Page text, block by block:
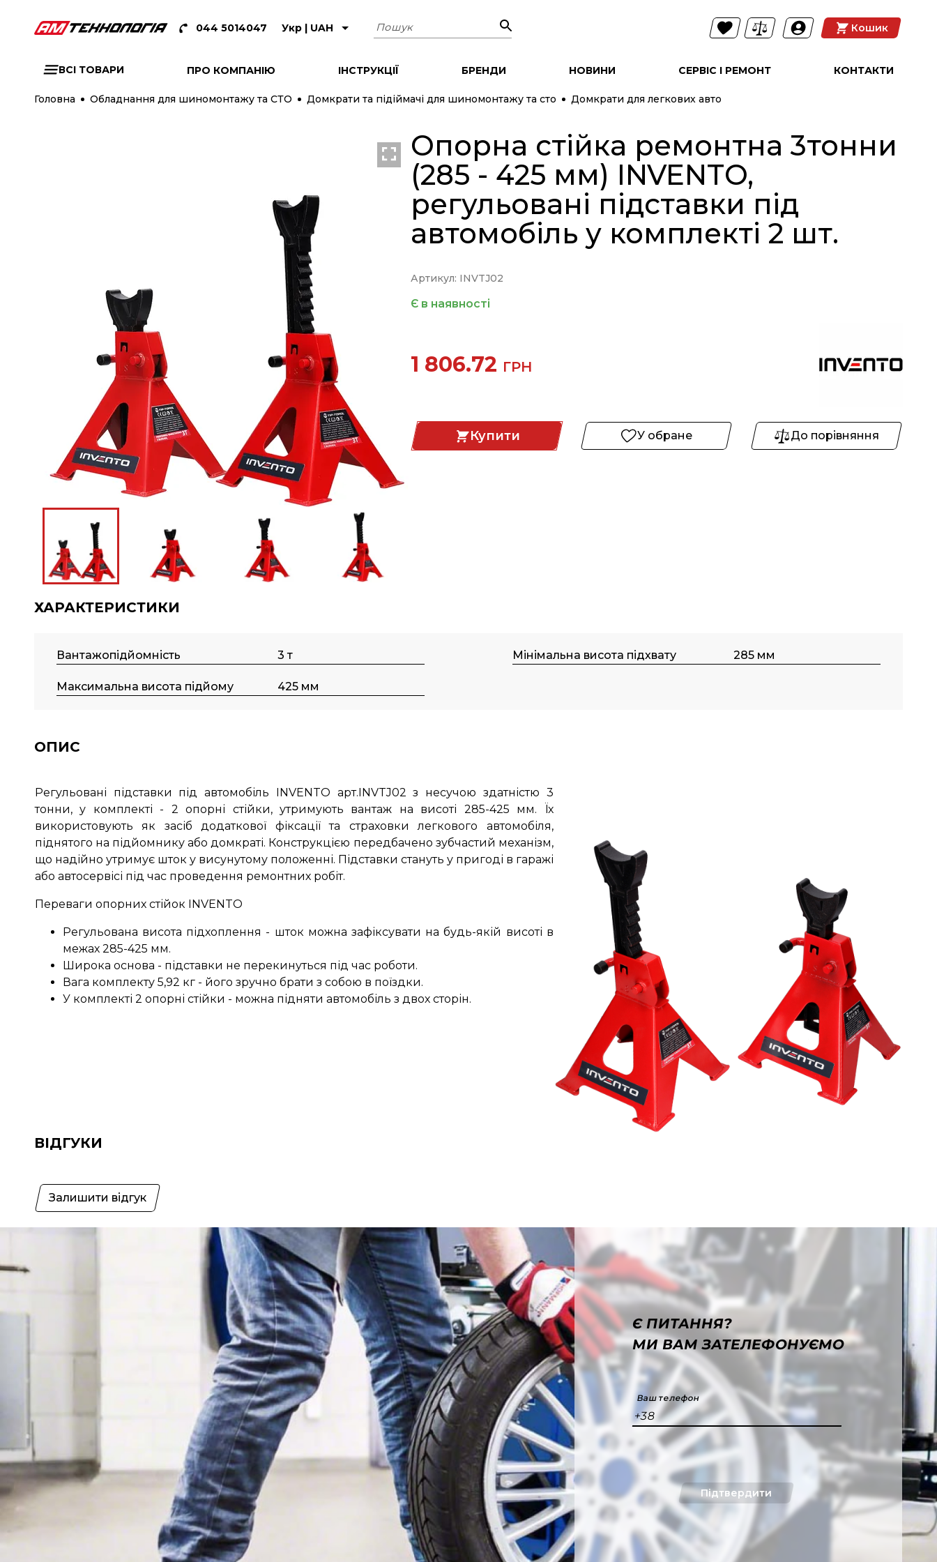
044 5014047 Укр | UAH Пошук Кошик
ВСІ ТОВАРИ ПРО КОМПАНІЮ ІНСТРУКЦІЇ БРЕНДИ НОВИНИ СЕРВІС І РЕМОНТ КОНТАКТИ
Головна Обладнання для шиномонтажу та СТО Домкрати та підіймачі для шиномонтажу та сто Домкрати для легкових авто
Опорна стійка ремонтна 3тонни
(285 - 425 мм) INVENTO,
регульовані підставки під
автомобіль у комплекті 2 шт.
Артикул: INVTJ02
Є в наявності
1 806.72 ГРН
Купити У обране До порівняння
ХАРАКТЕРИСТИКИ
Вантажопідйомність 3 т Мінімальна висота підхвату 285 мм
Максимальна висота підйому 425 мм
ОПИС
Регульовані підставки під автомобіль INVENTO арт.INVTJ02з несучою здатністю 3
тонни, у комплекті - 2 опорні стійки, утримують вантаж на висоті 285-425 мм. Їх
використовують як засіб додаткової фіксації та страховки легкового автомобіля,
піднятого на підйомнику або домкраті. Конструкцією передбачено зубчастий механізм,
що надійно утримує шток у висунутому положенні. Підставки стануть у пригоді в гаражі
або автосервісі під час проведення ремонтних робіт.
Переваги опорних стійок INVENTO
Регульована висота підхоплення - шток можна зафіксувати на будь-якій висоті в
межах 285-425 мм.
Широка основа - підставки не перекинуться під час роботи.
Вага комплекту 5,92 кг - його зручно брати з собою в поїздки.
У комплекті 2 опорні стійки - можна підняти автомобіль з двох сторін.
ВІДГУКИ
Залишити відгук
Є ПИТАННЯ?
МИ ВАМ ЗАТЕЛЕФОНУЄМО
Ваш телефон
+38
Підтвердити